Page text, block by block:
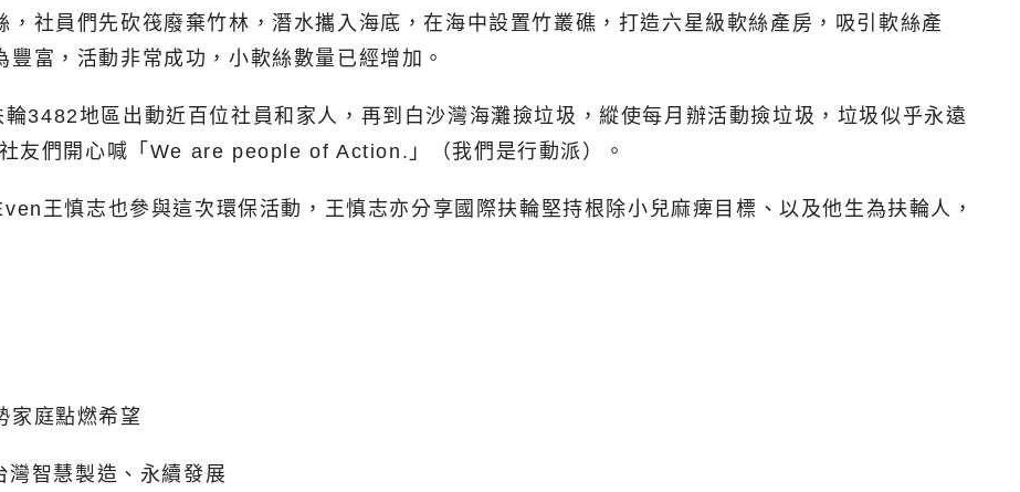
社員們先砍筏廢棄竹林，潛水攜入海底，在海中設置竹叢礁，打造六星級軟絲產房，吸引軟絲產
富，活動非常成功，小軟絲數量已經增加。
3482地區出動近百位社員和家人，再到白沙灣海灘撿垃圾，縱使每月辦活動撿垃圾，垃圾似乎永遠
友們開心喊「We are people of Action.」（我們是行動派）。
王慎志也參與這次環保活動，王慎志亦分享國際扶輪堅持根除小兒麻痺目標、以及他生為扶輪人，
庭點燃希望
灣智慧製造、永續發展